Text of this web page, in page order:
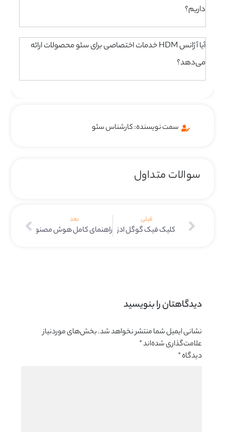
داریم؟
آیا آژانس HDM خدمات اختصاصی برای سئو محصولات ارائه
می‌دهد؟
سمت نویسنده: کارشناس سئو
سوالات متداول
قبلی
کلیک فیک گوگل ادز
بعد
راهنمای کامل هوش مصنوعی در سئو
دیدگاهتان را بنویسید
نشانی ایمیل شما منتشر نخواهد شد.بخش‌های موردنیاز
علامت‌گذاری شده‌اند*
دیدگاه*